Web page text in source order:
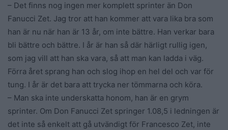
– Det finns nog ingen mer komplett sprinter än Don
Fanucci Zet. Jag tror att han kommer att vara lika bra som
han är nu när han är 13 år, om inte bättre. Han verkar bara
bli bättre och bättre. I år är han så där härligt rullig igen,
som jag vill att han ska vara, så att man kan ladda i väg.
Förra året sprang han och slog ihop en hel del och var för
tung. I år är det bara att trycka ner tömmarna och köra.
– Man ska inte underskatta honom, han är en grym
sprinter. Om Don Fanucci Zet springer 1.08,5 i ledningen är
det inte så enkelt att gå utvändigt för Francesco Zet, inte